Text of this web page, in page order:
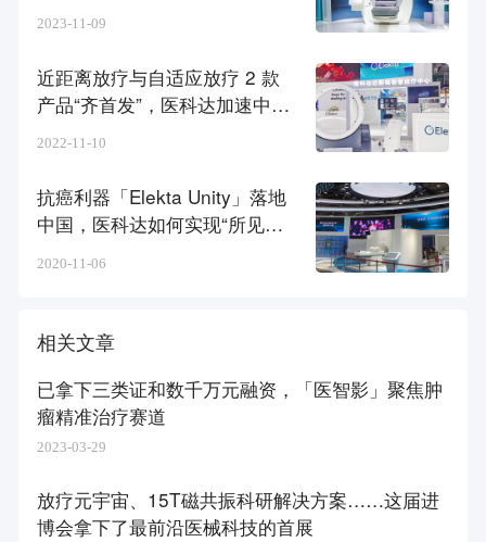
2023-11-09
近距离放疗与自适应放疗 2 款
产品“齐首发”，医科达加速中国
2022-11-10
抗癌利器「Elekta Unity」落地
中国，​医科达如何实现“所见即
2020-11-06
相关文章
已拿下三类证和数千万元融资，「医智影」聚焦肿
瘤精准治疗赛道
2023-03-29
放疗元宇宙、15T磁共振科研解决方案……这届进
博会拿下了最前沿医械科技的首展